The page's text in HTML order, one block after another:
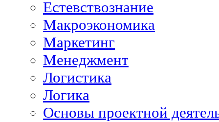
Естевствознание
Макроэкономика
Маркетинг
Менеджмент
Логистика
Логика
Основы проектной